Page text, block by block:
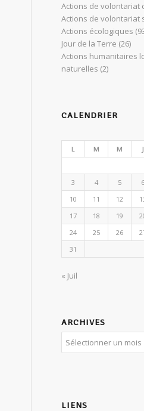
Actions de volontariat
Actions de volontariat
Actions écologiques
Jour de la Terre (26)
Actions humanitaires
naturelles (2)
CALENDRIER
L M M J
3
4 5 6
10
11 12
17
18 19
24
25 26
31
« Juil
ARCHIVES
LIENS